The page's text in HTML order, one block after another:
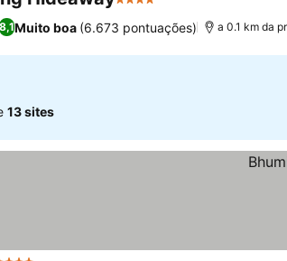
4 Estrelas
8,1Muito boa (6.673 pontuações) a 0.1 km da
13 sites